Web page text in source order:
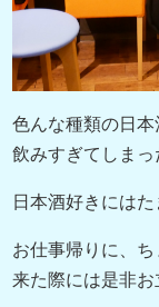
色んな種類の日
飲みすぎてしま
日本酒好きには
お仕事帰りに、
来た際には是非